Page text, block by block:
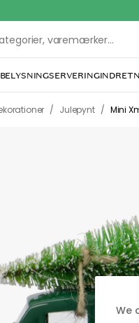
BELYSNINGSERVERING
Dette kan
We